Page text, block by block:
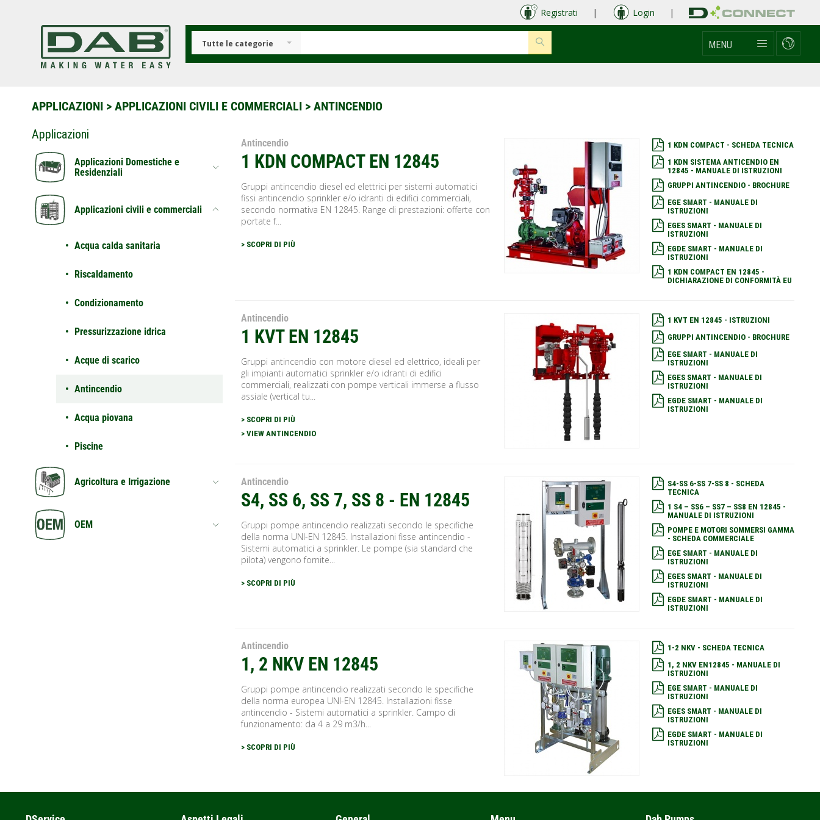
Registrati | Login |
Tutte le categorie MENU
APPLICAZIONI > APPLICAZIONI CIVILI E COMMERCIALI > ANTINCENDIO
Applicazioni
Applicazioni Domestiche e
Residenziali
Applicazioni civili e commerciali
Acqua calda sanitaria
Riscaldamento
Condizionamento
Pressurizzazione idrica
Acque di scarico
Antincendio
Acqua piovana
Piscine
Agricoltura e Irrigazione
OEM
Antincendio
1 KDN COMPACT EN 12845
Gruppi antincendio diesel ed elettrici per sistemi automatici
fissi antincendio sprinkler e/o idranti di edifici commerciali,
secondo normativa EN 12845. Range di prestazioni: offerte con
portate f...
> SCOPRI DI PIÙ
1 KDN COMPACT - SCHEDA TECNICA
1 KDN SISTEMA ANTICENDIO EN
12845 - MANUALE DI ISTRUZIONI
GRUPPI ANTINCENDIO - BROCHURE
EGE SMART - MANUALE DI
ISTRUZIONI
EGES SMART - MANUALE DI
ISTRUZIONI
EGDE SMART - MANUALE DI
ISTRUZIONI
1 KDN COMPACT EN 12845 -
DICHIARAZIONE DI CONFORMITÀ EU
Antincendio
1 KVT EN 12845
Gruppi antincendio con motore diesel ed elettrico, ideali per
gli impianti automatici sprinkler e/o idranti di edifici
commerciali, realizzati con pompe verticali immerse a flusso
assiale (vertical tu...
> SCOPRI DI PIÙ
> VIEW ANTINCENDIO
1 KVT EN 12845 - ISTRUZIONI
GRUPPI ANTINCENDIO - BROCHURE
EGE SMART - MANUALE DI
ISTRUZIONI
EGES SMART - MANUALE DI
ISTRUZIONI
EGDE SMART - MANUALE DI
ISTRUZIONI
Antincendio
S4, SS 6, SS 7, SS 8 - EN 12845
Gruppi pompe antincendio realizzati secondo le specifiche
della norma UNI-EN 12845. Installazioni fisse antincendio -
Sistemi automatici a sprinkler. Le pompe (sia standard che
pilota) vengono fornite...
> SCOPRI DI PIÙ
S4-SS 6-SS 7-SS 8 - SCHEDA
TECNICA
1 S4 – SS6 – SS7 – SS8 EN 12845 -
MANUALE DI ISTRUZIONI
POMPE E MOTORI SOMMERSI GAMMA
- SCHEDA COMMERCIALE
EGE SMART - MANUALE DI
ISTRUZIONI
EGES SMART - MANUALE DI
ISTRUZIONI
EGDE SMART - MANUALE DI
ISTRUZIONI
Antincendio
1, 2 NKV EN 12845
Gruppi pompe antincendio realizzati secondo le specifiche
della norma europea UNI-EN 12845. Installazioni fisse
antincendio - Sistemi automatici a sprinkler. Campo di
funzionamento: da 4 a 29 m3/h...
> SCOPRI DI PIÙ
1-2 NKV - SCHEDA TECNICA
1, 2 NKV EN12845 - MANUALE DI
ISTRUZIONI
EGE SMART - MANUALE DI
ISTRUZIONI
EGES SMART - MANUALE DI
ISTRUZIONI
EGDE SMART - MANUALE DI
ISTRUZIONI